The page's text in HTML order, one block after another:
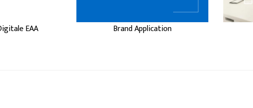
EAA Brand Application